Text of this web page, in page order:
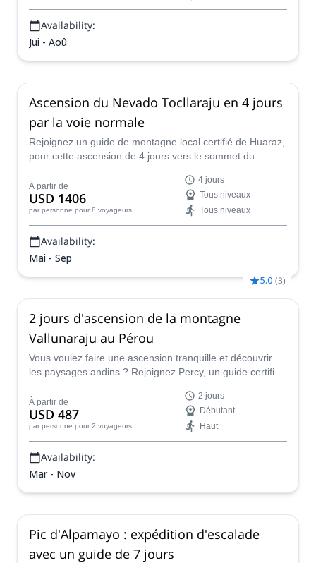
Availability:
Jui - Aoû
Ascension du Nevado Tocllaraju en 4 jours
par la voie normale
Rejoignez un guide de montagne local certifié de Huaraz,
pour cette ascension de 4 jours vers le sommet du
d'Ishinca, dans la Cordillera Blanca !
À partir de
USD 1406
par personne pour 8 voyageurs
4 jours
Tous niveaux
Tous niveaux
Availability:
Mai - Sep
5.0 (3)
2 jours d'ascension de la montagne
Vallunaraju au Pérou
Vous voulez faire une ascension tranquille et découvrir
les paysages andins ? Rejoignez Percy, un guide certifié
À partir de
USD 487
par personne pour 2 voyageurs
2 jours
Débutant
Haut
Availability:
Mar - Nov
Pic d'Alpamayo : expédition d'escalade
avec un guide de 7 jours